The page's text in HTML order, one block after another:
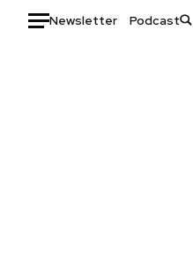
Newsletter Podcast